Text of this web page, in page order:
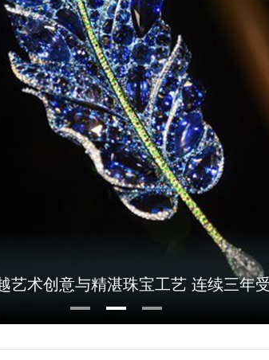
艺术创意与精湛珠宝工艺 连续三年